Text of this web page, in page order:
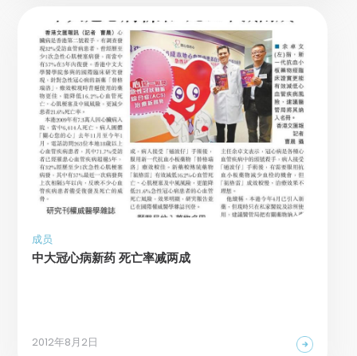
成员
中大冠心病新药 死亡率减两成
2012年8月2日